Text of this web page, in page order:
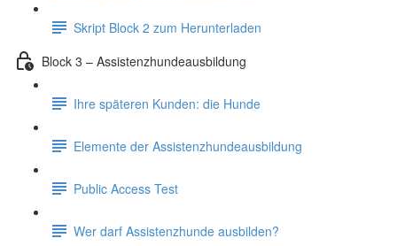
Skript Block 2 zum Herunterladen
Block 3 – Assistenzhundeausbildung
Ihre späteren Kunden: die Hunde
Elemente der Assistenzhundeausbildung
Public Access Test
Wer darf Assistenzhunde ausbilden?